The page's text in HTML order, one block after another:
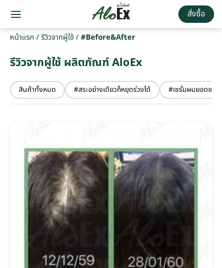
สั่งซื้อ
หน้าแรก /รีวิวจากผู้ใช้ /#Before&After
รีวิวจากผู้ใช้ ผลิตภัณฑ์ AloEx
สินค้าทั้งหมด #สระอย่างเดียวก็หยุดร่วงได้ #เซรั่มผมยอดขา